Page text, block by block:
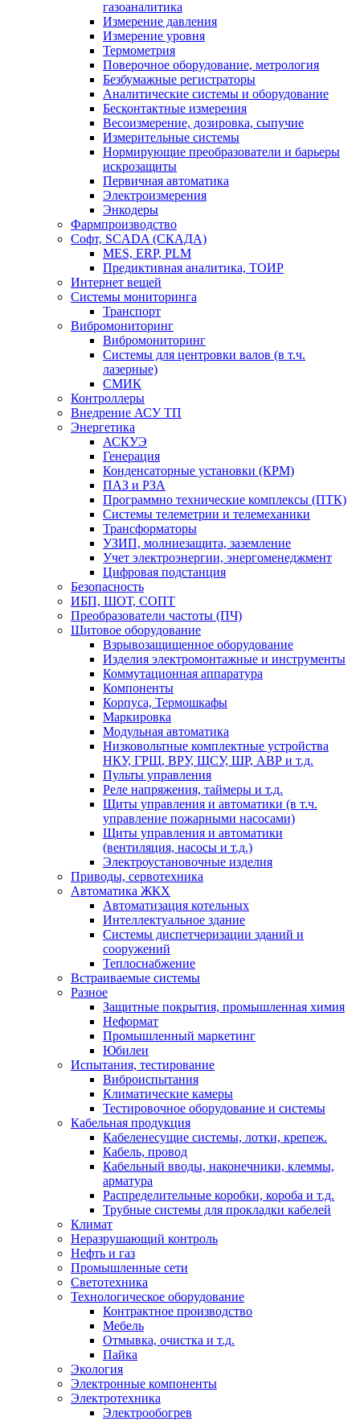
газоаналитика
Измерение давления
Измерение уровня
Термометрия
Поверочное оборудование, метрология
Безбумажные регистраторы
Аналитические системы и оборудование
Бесконтактные измерения
Весоизмерение, дозировка, сыпучие
Измерительные системы
Нормирующие преобразователи и барьеры
искрозащиты
Первичная автоматика
Электроизмерения
Энкодеры
Фармпроизводство
Софт, SCADA (СКАДА)
MES, ERP, PLM
Предиктивная аналитика, ТОИР
Интернет вещей
Системы мониторинга
Транспорт
Вибромониторинг
Вибромониторинг
Системы для центровки валов (в т.ч.
лазерные)
СМИК
Контроллеры
Внедрение АСУ ТП
Энергетика
АСКУЭ
Генерация
Конденсаторные установки (КРМ)
ПАЗ и РЗА
Программно технические комплексы (ПТК)
Системы телеметрии и телемеханики
Трансформаторы
УЗИП, молниезащита, заземление
Учет электроэнергии, энергоменеджмент
Цифровая подстанция
Безопасность
ИБП, ШОТ, СОПТ
Преобразователи частоты (ПЧ)
Щитовое оборудование
Взрывозащищенное оборудование
Изделия электромонтажные и инструменты
Коммутационная аппаратура
Компоненты
Корпуса, Термошкафы
Маркировка
Модульная автоматика
Низковольтные комплектные устройства
НКУ, ГРЩ, ВРУ, ЩСУ, ШР, АВР и т.д.
Пульты управления
Реле напряжения, таймеры и т.д.
Щиты управления и автоматики (в т.ч.
управление пожарными насосами)
Щиты управления и автоматики
(вентиляция, насосы и т.д.)
Электроустановочные изделия
Приводы, сервотехника
Автоматика ЖКХ
Автоматизация котельных
Интеллектуальное здание
Системы диспетчеризации зданий и
сооружений
Теплоснабжение
Встраиваемые системы
Разное
Защитные покрытия, промышленная химия
Неформат
Промышленный маркетинг
Юбилеи
Испытания, тестирование
Виброиспытания
Климатические камеры
Тестировочное оборудование и системы
Кабельная продукция
Кабеленесущие системы, лотки, крепеж.
Кабель, провод
Кабельный вводы, наконечники, клеммы,
арматура
Распределительные коробки, короба и т.д.
Трубные системы для прокладки кабелей
Климат
Неразрушающий контроль
Нефть и газ
Промышленные сети
Светотехника
Технологическое оборудование
Контрактное производство
Мебель
Отмывка, очистка и т.д.
Пайка
Экология
Электронные компоненты
Электротехника
Электрообогрев